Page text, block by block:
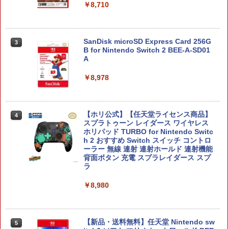
￥8,710
3
SanDisk microSD Express Card 256G
B for Nintendo Switch 2 BEE-A-SD01
A
￥8,978
4
【ホリ公式】【任天堂ライセンス商品】
スプラトゥーン レイダース ワイヤレス
ホリパッド TURBO for Nintendo Switc
h 2 おすすめ Switch スイッチ コントロ
ーラー 無線 連射 連射ホールド 連射機能
背面ボタン 充電 スプラレイダース スプ
ラ
￥8,980
5
【新品・送料無料】任天堂 Nintendo sw